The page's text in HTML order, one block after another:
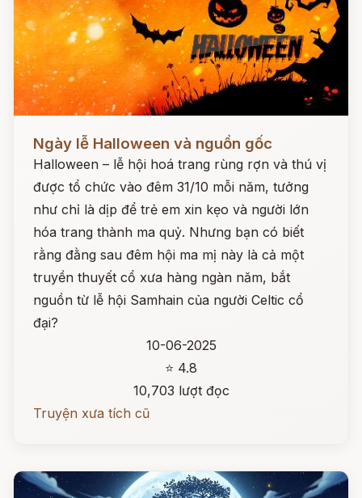
Ngày lễ Halloween và nguồn gốc
Halloween – lễ hội hoá trang rùng rợn và thú vị
được tổ chức vào đêm 31/10 mỗi năm, tưởng
như chỉ là dịp để trẻ em xin kẹo và người lớn
hóa trang thành ma quỷ. Nhưng bạn có biết
rằng đằng sau đêm hội ma mị này là cả một
truyền thuyết cổ xưa hàng ngàn năm, bắt
nguồn từ lễ hội Samhain của người Celtic cổ
đại?
10-06-2025
⭐ 4.8
10,703 lượt đọc
Truyện xưa tích cũ